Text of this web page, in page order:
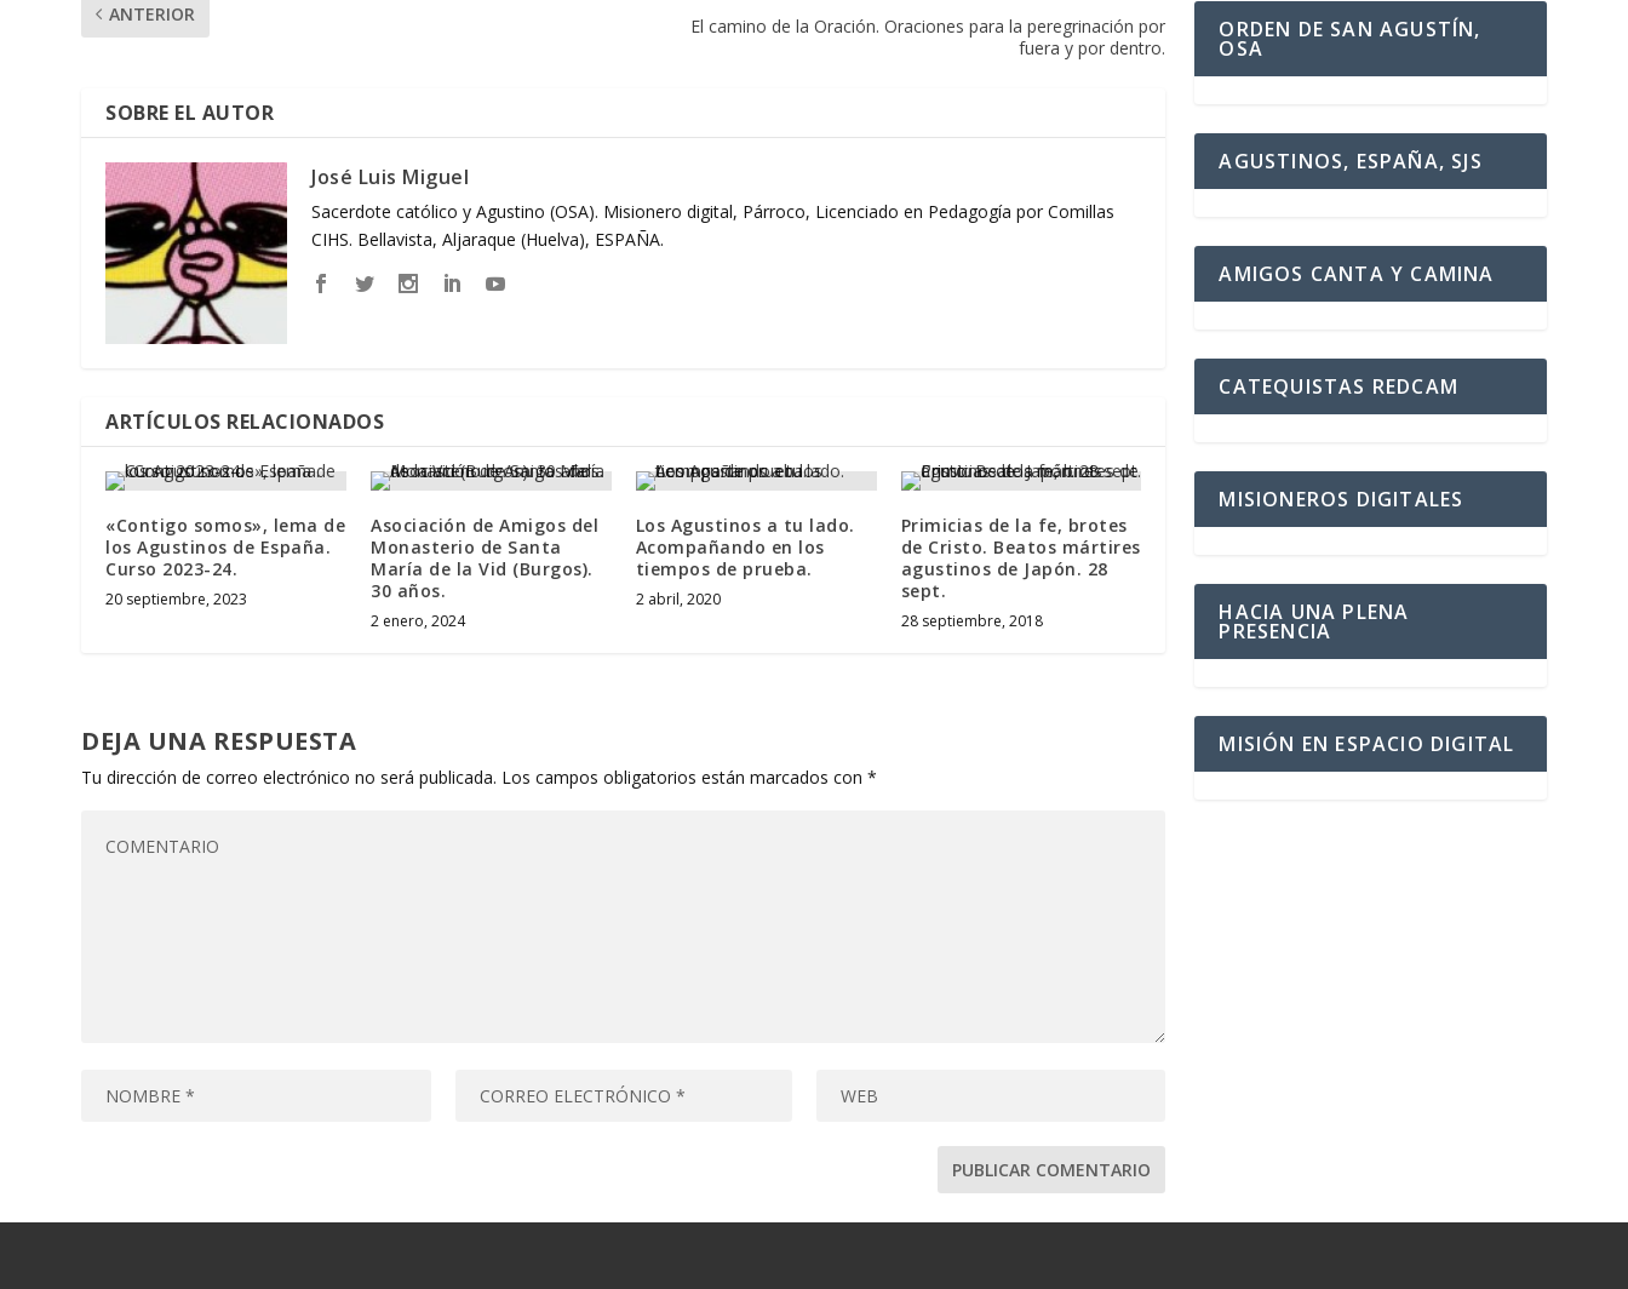
ANTERIOR
El camino de la Oración. Oraciones para la peregrinación por
fuera y por dentro.
SOBRE EL AUTOR
José Luis Miguel
Sacerdote católico y Agustino (OSA). Misionero digital, Párroco, Licenciado en Pedagogía por Comillas
CIHS. Bellavista, Aljaraque (Huelva), ESPAÑA.
ARTÍCULOS RELACIONADOS
«Contigo somos», lema de
los Agustinos de España.
Curso 2023-24.
20 septiembre, 2023
Asociación de Amigos del
Monasterio de Santa
María de la Vid (Burgos).
30 años.
2 enero, 2024
Los Agustinos a tu lado.
Acompañando en los
tiempos de prueba.
2 abril, 2020
Primicias de la fe, brotes
de Cristo. Beatos mártires
agustinos de Japón. 28
sept.
28 septiembre, 2018
DEJA UNA RESPUESTA
Tu dirección de correo electrónico no será publicada. Los campos obligatorios están marcados con*
ORDEN DE SAN AGUSTÍN,
OSA
AGUSTINOS, ESPAÑA, SJS
AMIGOS CANTA Y CAMINA
CATEQUISTAS REDCAM
MISIONEROS DIGITALES
HACIA UNA PLENA
PRESENCIA
MISIÓN EN ESPACIO DIGITAL